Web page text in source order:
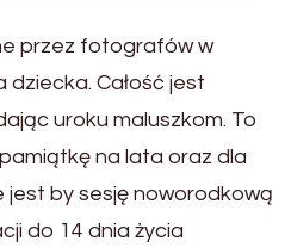
przez fotografów w
dziecka. Całość jest
uroku maluszkom. To
na lata oraz dla
jest by sesję noworodkową
do 14 dnia życia